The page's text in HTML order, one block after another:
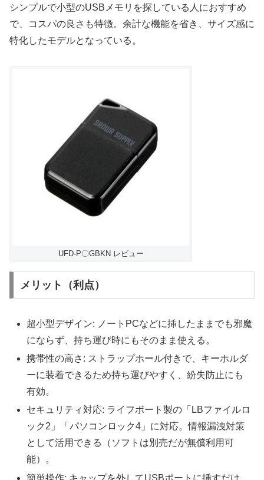
シンプルで小型のUSBメモリを探している人におすすめ
で、コスパの良さも特徴。余計な機能を省き、サイズ感に
特化したモデルとなっている。
UFD-P〇GBKN レビュー
メリット（利点）
超小型デザイン: ノートPCなどに挿したままでも邪魔
にならず、持ち運び時にもそのまま使える。
携帯性の高さ: ストラップホール付きで、キーホルダ
ーに装着できるため持ち運びやすく、紛失防止にも
有効。
セキュリティ対応: ライフボート製の「LBファイルロ
ック2」「パソコンロック4」に対応。情報漏洩対策
として活用できる（ソフトは別売だが無償利用可
能）。
簡単操作: キャップを外してUSBポートに挿すだけ。